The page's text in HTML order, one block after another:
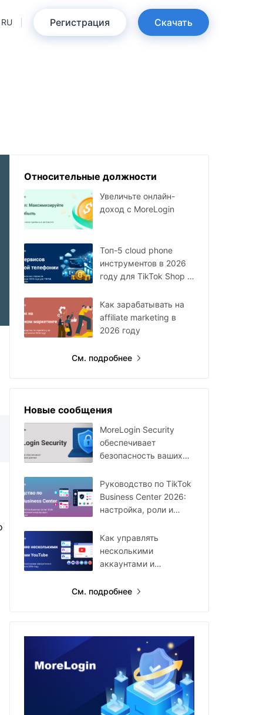
RU Регистрация Скачать
Относительные должности
Увеличьте онлайн-
доход с MoreLogin
Топ-5 cloud phone
инструментов в 2026
году для TikTok Shop и
Как зарабатывать на
affiliate marketing в
2026 году
См. подробнее
Новые сообщения
MoreLogin Security
обеспечивает
безопасность ваших
Руководство по TikTok
Business Center 2026:
настройка, роли и
Как управлять
несколькими
аккаунтами и
2026 году
См. подробнее